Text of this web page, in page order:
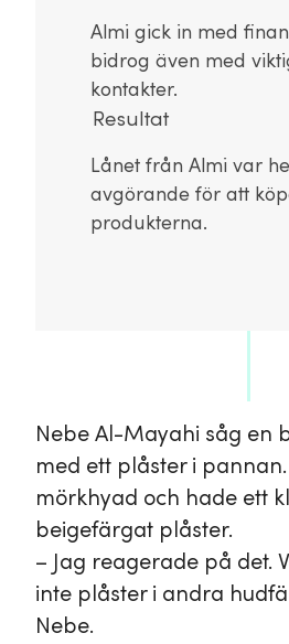
Almi gick in med
bidrog även med
kontakter.
Resultat
Lånet från Almi var
avgörande för att
produkterna.
Nebe Al-Mayahi såg en
med ett plåster i
mörkhyad och hade ett
beigefärgat plåster.
– Jag reagerade på det.
inte plåster i andra
Nebe.